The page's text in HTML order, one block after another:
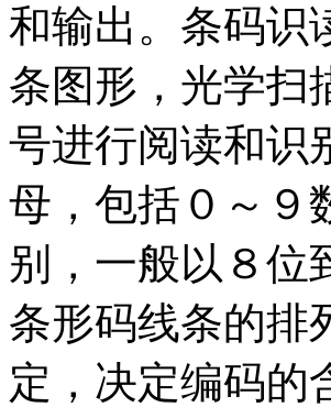
和输出。条码识
条图形，光学扫
号进行阅读和识
母，包括０～９
别，一般以８位
条形码线条的排
定，决定编码的